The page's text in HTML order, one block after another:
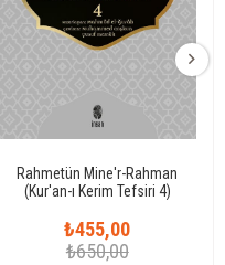
Rahmetün Mine'r-Rahman
(Kur'an-ı Kerim Tefsiri 4)
₺455,00
₺650,00